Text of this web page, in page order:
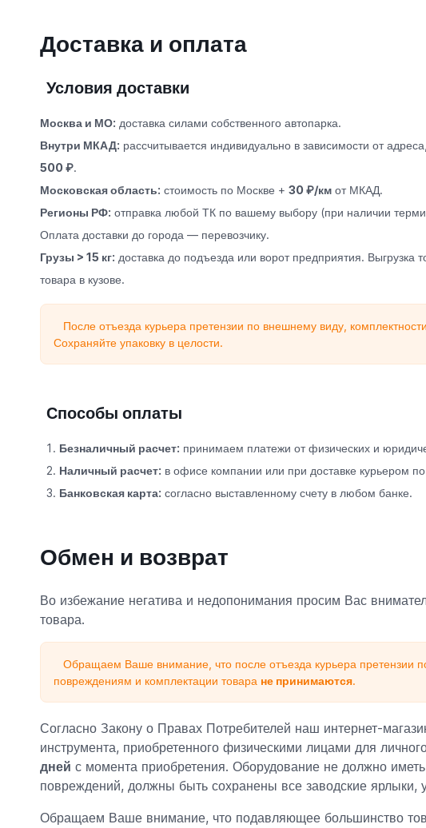
Доставка и оплата
Условия доставки
Москва и МО: доставка силами собственного автопарка.
Внутри МКАД: рассчитывается индивидуально в зависимости от
500 ₽.
Московская область: стоимость по Москве + 30 ₽/кмот МКАД.
Регионы РФ: отправка любой ТК по вашему выбору (при наличии
Оплата доставки до города — перевозчику.
Грузы > 15 кг: доставка до подъезда или ворот предприятия.
товара в кузове.
После отъезда курьера претензии по внешнему виду,
Сохраняйте упаковку в целости.
Способы оплаты
Безналичный расчет: принимаем платежи от физических и
Наличный расчет: в офисе компании или при доставке курьером
Банковская карта: согласно выставленному счету в любом банке.
Обмен и возврат
Во избежание негатива и недопонимания просим Вас
товара.
Обращаем Ваше внимание, что после отъезда курьера претензии
повреждениям и комплектации товара не принимаются.
Согласно Закону о Правах Потребителей наш интернет-
инструмента, приобретенного физическими лицами для
дней с момента приобретения. Оборудование не должно
повреждений, должны быть сохранены все заводские ярлыки,
Обращаем Ваше внимание, что подавляющее большинство